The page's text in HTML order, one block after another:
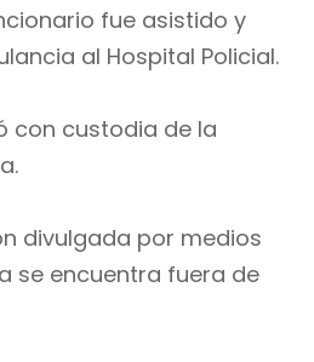
fue asistido y
al Hospital Policial.
con custodia de la
divulgada por medios
se encuentra fuera de